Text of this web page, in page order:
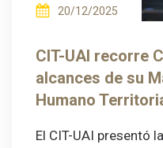
20/12/2025
CIT-UAI recorre
alcances de su
Humano
El CIT-UAI presentó